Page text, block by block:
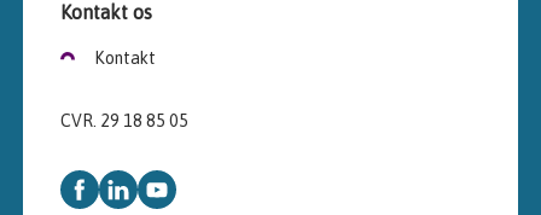
Kontakt os
Kontakt
CVR. 29 18 85 05